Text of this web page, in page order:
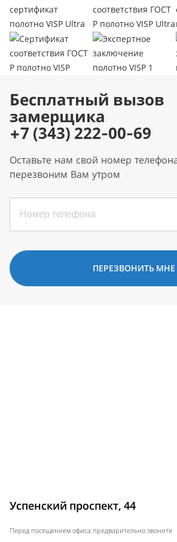
Бесплатный вызов
замерщика
+7 (343) 222-00-69
Оставьте нам свой номер
перезвоним Вам утром
ПЕРЕЗВОНИТЬ МНЕ
Успенский проспект, 44
Перед посещением офиса предварительно звоните